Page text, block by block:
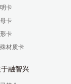
卡
卡
卡
材质卡
于融智兴